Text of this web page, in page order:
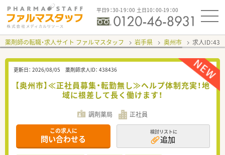
平日9：30-19：00 土日10：00-19：00
薬剤師の転職・求人サイト ファルマスタッフ 岩手県 奥州市 求人ID：
更新日： 2026/08/05 薬剤師求人ID： 438436
【奥州市】≪正社員募集・転勤無し≫ヘルプ体制充実！地
域に根差して長く働けます！
調剤薬局 正社員
この求人に
問い合わせる
検討リストに
追加